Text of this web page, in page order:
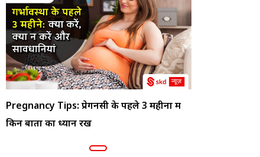
Pregnancy Tips: प्रेगनेंसी के पहले 3 महीनों में
किन बातों का ध्यान रखें